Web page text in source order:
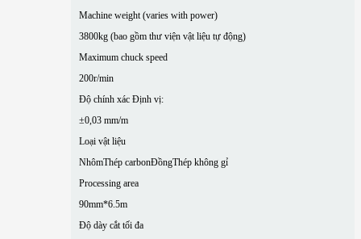
Machine weight (varies with power)
3800kg (bao gồm thư viện vật liệu tự động)
Maximum chuck speed
200r/min
Độ chính xác Định vị:
±0,03 mm/m
Loại vật liệu
NhômThép carbonĐồngThép không gỉ
Processing area
90mm*6.5m
Độ dày cắt tối đa